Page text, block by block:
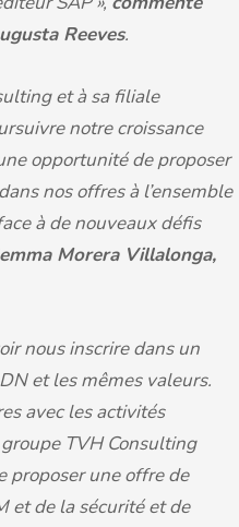
Reeves.
et à sa filiale
notre croissance
opportunité de proposer
nos offres à l’ensemble
à de nouveaux défis
Morera Villalonga,
nous inscrire dans un
et les mêmes valeurs.
avec les activités
TVH Consulting
proposer une offre de
et de la sécurité et de